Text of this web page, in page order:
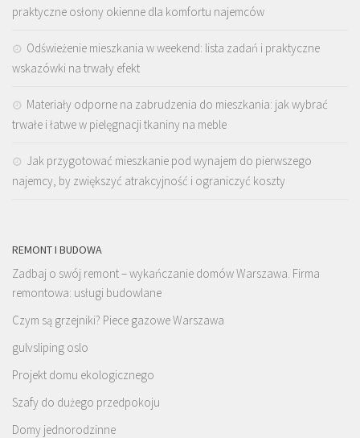
praktyczne osłony okienne dla komfortu najemców
Odświeżenie mieszkania w weekend: lista zadań i praktyczne
wskazówki na trwały efekt
Materiały odporne na zabrudzenia do mieszkania: jak wybrać
trwałe i łatwe w pielęgnacji tkaniny na meble
Jak przygotować mieszkanie pod wynajem do pierwszego
najemcy, by zwiększyć atrakcyjność i ograniczyć koszty
REMONT I BUDOWA
Zadbaj o swój remont – wykańczanie domów Warszawa. Firma
remontowa: usługi budowlane
Czym są grzejniki? Piece gazowe Warszawa
gulvsliping oslo
Projekt domu ekologicznego
Szafy do dużego przedpokoju
Domy jednorodzinne